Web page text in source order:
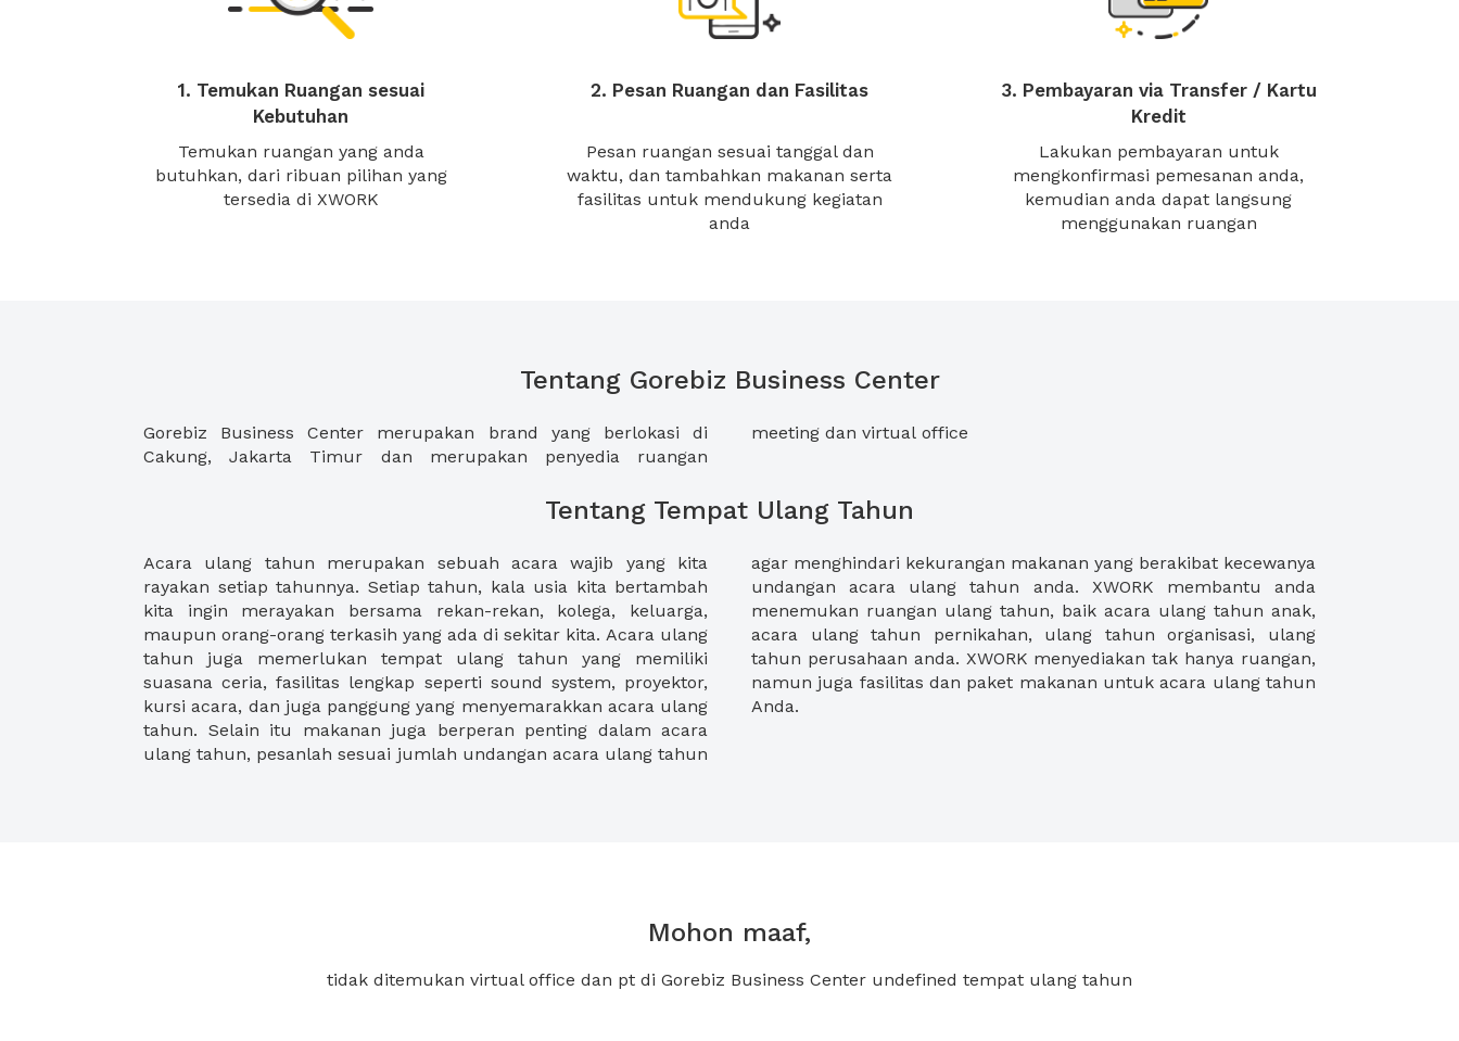
1. Temukan Ruangan sesuai
Kebutuhan
Temukan ruangan yang anda
butuhkan, dari ribuan pilihan yang
tersedia di XWORK
2. Pesan Ruangan dan Fasilitas
Pesan ruangan sesuai tanggal dan
waktu, dan tambahkan makanan serta
fasilitas untuk mendukung kegiatan
anda
3. Pembayaran via Transfer / Kartu
Kredit
Lakukan pembayaran untuk
mengkonfirmasi pemesanan anda,
kemudian anda dapat langsung
menggunakan ruangan
Tentang Gorebiz Business Center
Gorebiz Business Center merupakan brand yang berlokasi di
Cakung, Jakarta Timur dan merupakan penyedia ruangan
meeting dan virtual office
Tentang Tempat Ulang Tahun
Acara ulang tahun merupakan sebuah acara wajib yang kita
rayakan setiap tahunnya. Setiap tahun, kala usia kita bertambah
kita ingin merayakan bersama rekan-rekan, kolega, keluarga,
maupun orang-orang terkasih yang ada di sekitar kita. Acara ulang
tahun juga memerlukan tempat ulang tahun yang memiliki
suasana ceria, fasilitas lengkap seperti sound system, proyektor,
kursi acara, dan juga panggung yang menyemarakkan acara ulang
tahun. Selain itu makanan juga berperan penting dalam acara
ulang tahun, pesanlah sesuai jumlah undangan acara ulang tahun
agar menghindari kekurangan makanan yang berakibat kecewanya
undangan acara ulang tahun anda. XWORK membantu anda
menemukan ruangan ulang tahun, baik acara ulang tahun anak,
acara ulang tahun pernikahan, ulang tahun organisasi, ulang
tahun perusahaan anda. XWORK menyediakan tak hanya ruangan,
namun juga fasilitas dan paket makanan untuk acara ulang tahun
Anda.
Mohon maaf,
tidak ditemukan virtual office dan pt di Gorebiz Business Center undefined tempat ulang tahun